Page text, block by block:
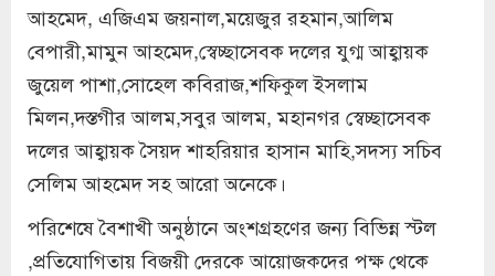
আহমেদ, এজিএম জয়নাল,ময়েজুর রহমান,আলিম
বেপারী,মামুন আহমেদ,স্বেচ্ছাসেবক দলের যুগ্ম আহ্বায়ক
জুয়েল পাশা,সোহেল কবিরাজ,শফিকুল ইসলাম
মিলন,দস্তগীর আলম,সবুর আলম, মহানগর স্বেচ্ছাসেবক
দলের আহ্বায়ক সৈয়দ শাহরিয়ার হাসান মাহি,সদস্য সচিব
সেলিম আহমেদ সহ আরো অনেকে।
পরিশেষে বৈশাখী অনুষ্ঠানে অংশগ্রহণের জন্য বিভিন্ন স্টল
,প্রতিযোগিতায় বিজয়ী দেরকে আয়োজকদের পক্ষ থেকে